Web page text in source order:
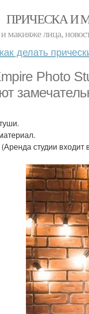
ПРИЧЕСКА И
макияже лица,
как делать
Photo
студии входит